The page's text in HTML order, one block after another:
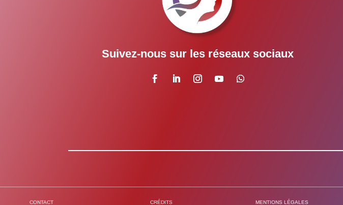
Suivez-nous sur les réseaux sociaux
CONTACT CRÉDITS MENTIONS LÉGALES